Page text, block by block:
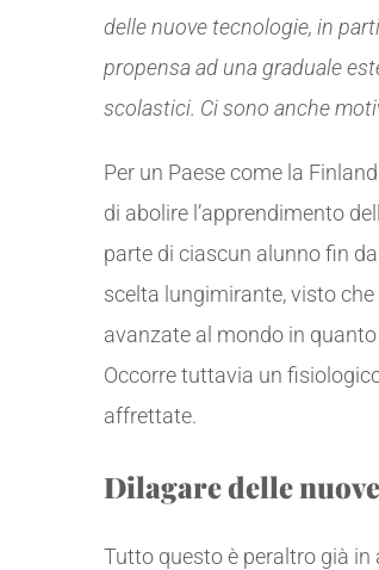
delle nuove tecnologie, in
propensa ad una graduale
scolastici. Ci sono anche
Per un Paese come la
di abolire l’apprendimento
parte di ciascun alunno fin
scelta lungimirante, visto che
avanzate al mondo in
Occorre tuttavia un
affrettate.
Dilagare delle
Tutto questo è peraltro già in